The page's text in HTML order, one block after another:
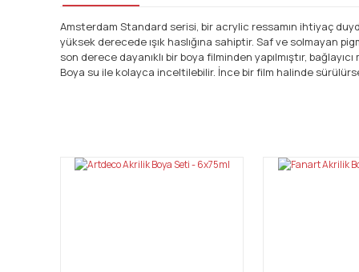
Amsterdam Standard serisi, bir acrylic ressamın ihtiyaç
yüksek derecede ışık haslığına sahiptir. Saf ve solmayan
son derece dayanıklı bir boya filminden yapılmıştır,
Boya su ile kolayca inceltilebilir. İnce bir film halinde
Ürün resmi kalitesiz, bozuk veya görüntülenemiyor.